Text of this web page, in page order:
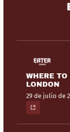
WHERE TO
LONDON
29 de julio de